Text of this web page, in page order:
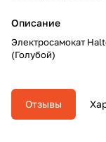
Описание
Электросамокат
(Голубой)
Отзывы